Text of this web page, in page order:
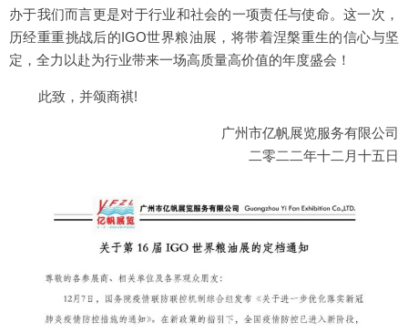
办于我们而言更是对于行业和社会的一项责任与使命。这一次，
历经重重挑战后的IGO世界粮油展，将带着涅槃重生的信心与坚
定，全力以赴为行业带来一场高质量高价值的年度盛会！
此致，并颂商祺!
广州市亿帆展览服务有限公司
二零二二年十二月十五日